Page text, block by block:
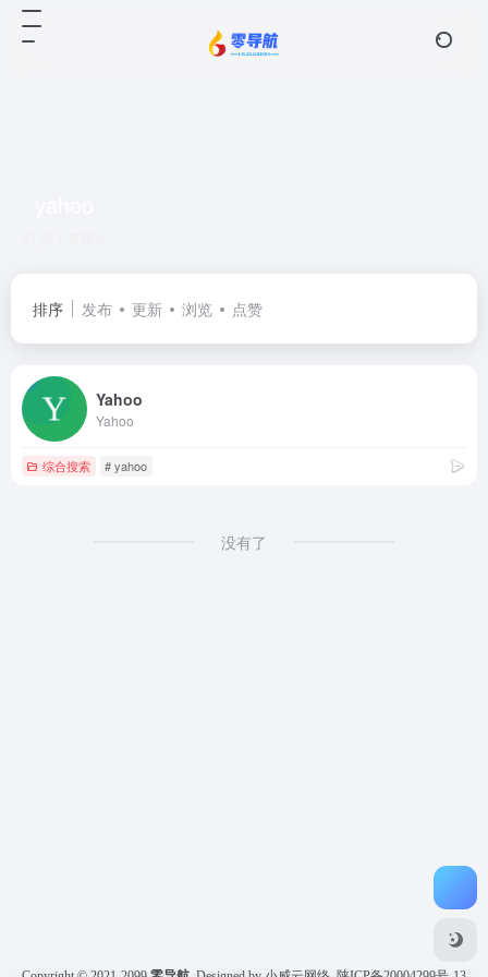
排序 发布 更新 浏览 点赞
Yahoo
Yahoo
综合搜索 # yahoo
没有了